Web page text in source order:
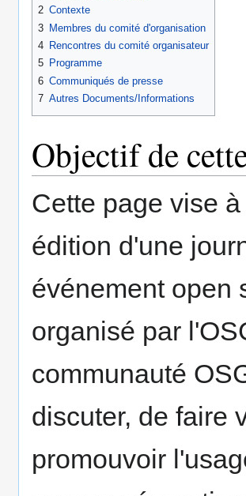
2 Contexte
3 Membres du comité d'organisation
4 Rencontres du comité organisateur
5 Programme
6 Communiqués de presse
7 Autres Documents/Informations
Objectif de
Cette page vise
édition d'une
événement open
organisé par
communauté
discuter, de faire
promouvoir